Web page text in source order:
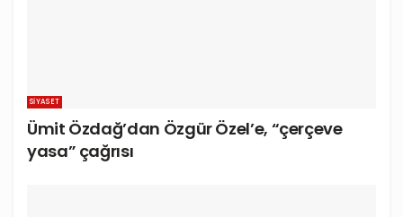
SIYASET
Ümit Özdağ’dan Özgür Özel’e, “çerçeve
yasa” çağrısı